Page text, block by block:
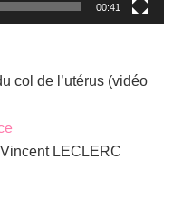
00:41
col de l’utérus (vidéo
LECLERC